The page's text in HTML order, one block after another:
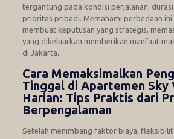
tergantung pada kondisi perjalanan,
prioritas pribadi. Memahami perbedaan ini
membuat keputusan yang strategis,
yang dikeluarkan memberikan manfaat
di Jakarta.
Cara Memaksimalkan
Tinggal di Apartemen Sky
Harian: Tips Praktis dari
Berpengalaman
Setelah menimbang faktor biaya,